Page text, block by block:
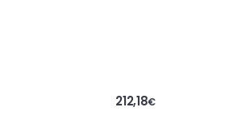
212,18€